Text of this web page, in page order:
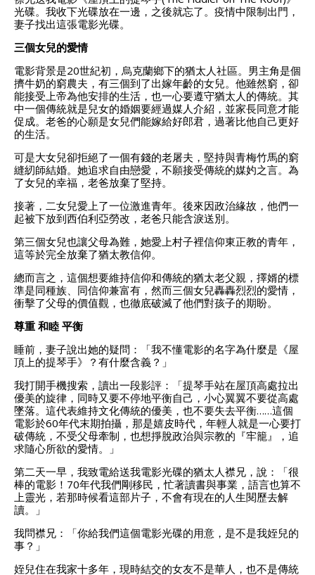
光碟。我收下光碟放在一邊，之後就忘了。疫情中限制出門，
妻子找出這張電影光碟。
三個女兒的愛情
電影背景是20世紀初，烏克蘭鄉下的猶太人社區。男主角是個
擠牛奶的窮農夫，有三個到了出嫁年齡的女兒。他雖然窮，卻
能接受上帝為他安排的生活，也一心要遵守猶太人的傳統。其
中一個傳統就是兒女的婚姻要經過媒人介紹，並家長同意才能
促成。老爸的心願是女兒們能嫁給好郎君，過著比他自己更好
的生活。
可是大女兒卻拒絕了一個有錢的老屠夫，堅持與青梅竹馬的窮
縫紉師結婚。她追求自由戀愛，不願接受傳統的媒妁之言。為
了女兒的幸福，老爸放棄了堅持。
接著，二女兒愛上了一位激進青年。後來因政治緣故，他們一
起被下放到西伯利亞勞改，老爸只能含淚送別。
第三個女兒也讓父母為難，她愛上村子裡信仰東正教的青年，
這等於完全放棄了猶太教信仰。
總而言之，這個想要維持信仰和傳統的猶太老父親，擇婿的標
準是同種族、同信仰兼富有，然而三個女兒轟轟烈烈的愛情，
衝擊了父母的價值觀，也徹底破滅了他們對孩子的期盼。
尊重 和睦 平衡
睡前，妻子說出她的疑問：「我不懂電影的名字為什麼是《屋
頂上的提琴手》？有什麼含義？」
我打開手機搜索，讀出一段影評：「提琴手站在屋頂高處拉出
優美的旋律，同時又要不停地平衡自己，小心翼翼不要從高處
墜落。這代表維持文化傳統的優美，也不要失去平衡……這個
電影於60年代末期拍攝，那是嬉皮時代，年輕人就是一心要打
破傳統，不受父母牽制，也想掙脫政治與宗教的『牢籠』，追
求隨心所欲的愛情。」
第二天一早，我致電給送我電影光碟的猶太人襟兄，說：「很
棒的電影！70年代我們剛移民，忙著讀書與事業，語言也算不
上靈光，若那時候看這部片子，不會有現在的人生閱歷去解
讀。」
我問襟兄：「你給我們這個電影光碟的用意，是不是我姪兒的
事？」
姪兒住在我家十多年，現時結交的女友不是華人，也不是傳統